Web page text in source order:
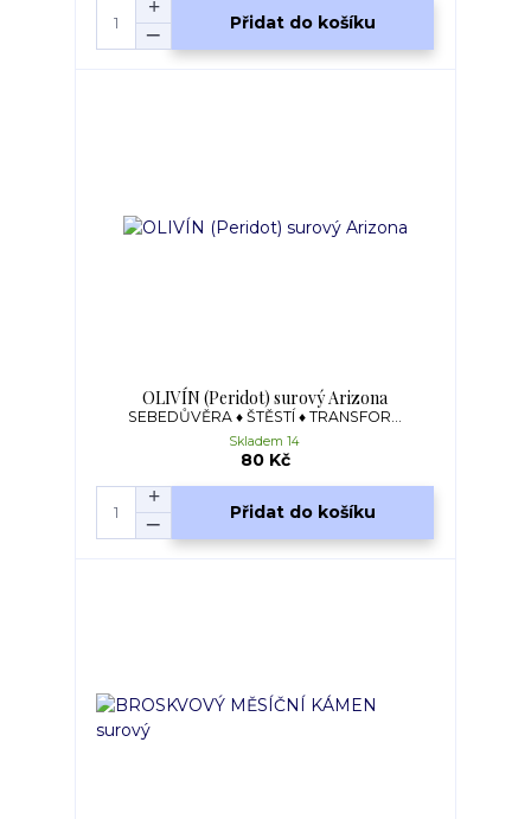
Přidat do košíku
OLIVÍN (Peridot) surový Arizona
SEBEDŮVĚRA ♦ ŠTĚSTÍ ♦ TRANSFOR...
80 Kč
Skladem 14
Přidat do košíku